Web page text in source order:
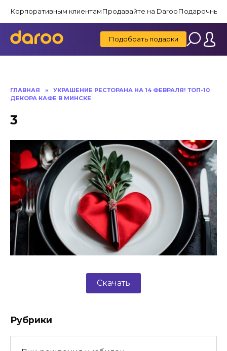
содержанию
Корпоративным клиентамПродавайте на DarooПодарочные
Подобрать подарки
ГЛАВНАЯ »
УКРАШЕНИЕ РЕСТОРАНА НА 14 ФЕВРАЛЯ! ТОП-10
ДЕКОРА КАФЕ В МИНСКЕ
3
Скачать
Рубрики